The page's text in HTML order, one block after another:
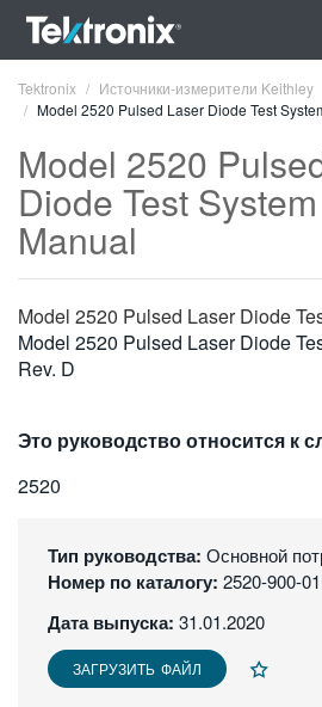
ENGLISH
FRANÇAIS
DEUTSCH
繁體中文
Tektronix
Источники-измерители Keithley
Model 2520 Pulsed Laser Diode Test
Model 2520
Diode Test
Manual
Model 2520 Pulsed Laser Diode
Model 2520 Pulsed Laser Diode
Rev. D
Это руководство относится к
2520
Тип руководства: Основной
Номер по каталогу: 2520-900-
Дата выпуска: 31.01.2020
ЗАГРУЗИТЬ ФАЙЛ